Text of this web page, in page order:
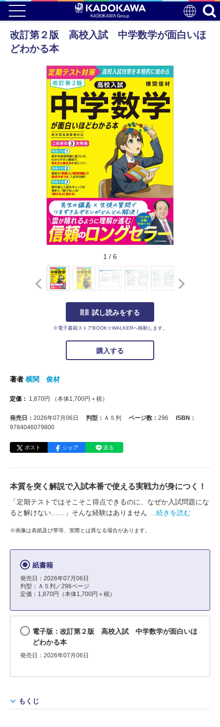
改訂第２版 高校入試 中学数学が面白いほ
どわかる本
1 / 6
試し読みをする
※電子書籍ストアBOOK☆WALKERへ移動します。
購入する
著者 横関 俊材
定価： 1,870円 （本体1,700円＋税）
発売日： 2026年07月06日 判型： Ａ５判 ページ数： 296
ISBN：
9784046079800
ポスト シェア 送る
本質を突く解説で入試本番で使える実戦力が身につく！
「定期テストではそこそこ得点できるのに、なぜか入試問題にな
ると解けない……」そんな経験はありません
…続きを読む
※画像は表紙及び帯等、実際とは異なる場合があります。
紙書籍
発売日：2026年07月06日
判型：Ａ５判／296ページ
定価：1,870円（本体1,700円＋税）
電子版：改訂第２版 高校入試 中学数学が面白いほ
どわかる本
発売日：2026年07月06日
もくじ